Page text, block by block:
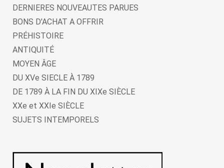
DERNIERES NOUVEAUTES PARUES
BONS D'ACHAT A OFFRIR
PRÉHISTOIRE
ANTIQUITÉ
MOYEN ÂGE
DU XVe SIECLE À 1789
DE 1789 À LA FIN DU XIXe SIÈCLE
XXe et XXIe SIÈCLE
SUJETS INTEMPORELS